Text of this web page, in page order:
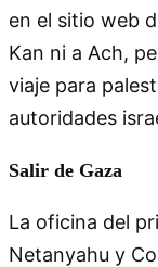
en el sitio web
Kan ni a Ach,
viaje para
autoridades
Salir de Gaza
La oficina del
Netanyahu y